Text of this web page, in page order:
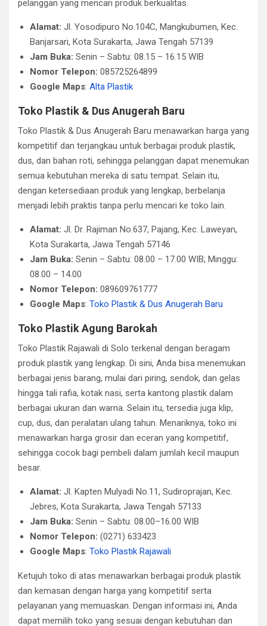
pelanggan yang mencari produk berkualitas.
Alamat: Jl. Yosodipuro No.104C, Mangkubumen, Kec.
Banjarsari, Kota Surakarta, Jawa Tengah 57139
Jam Buka: Senin – Sabtu: 08.15 – 16.15 WIB
Nomor Telepon: 085725264899
Google Maps: Alta Plastik
Toko Plastik & Dus Anugerah Baru
Toko Plastik & Dus Anugerah Baru menawarkan harga yang
kompetitif dan terjangkau untuk berbagai produk plastik,
dus, dan bahan roti, sehingga pelanggan dapat menemukan
semua kebutuhan mereka di satu tempat. Selain itu,
dengan ketersediaan produk yang lengkap, berbelanja
menjadi lebih praktis tanpa perlu mencari ke toko lain.
Alamat: Jl. Dr. Rajiman No.637, Pajang, Kec. Laweyan,
Kota Surakarta, Jawa Tengah 57146
Jam Buka: Senin – Sabtu: 08.00 – 17.00 WIB; Minggu:
08.00 – 14.00
Nomor Telepon: 089609761777
Google Maps: Toko Plastik & Dus Anugerah Baru
Toko Plastik Agung Barokah
Toko Plastik Rajawali di Solo terkenal dengan beragam
produk plastik yang lengkap. Di sini, Anda bisa menemukan
berbagai jenis barang, mulai dari piring, sendok, dan gelas
hingga tali rafia, kotak nasi, serta kantong plastik dalam
berbagai ukuran dan warna. Selain itu, tersedia juga klip,
cup, dus, dan peralatan ulang tahun. Menariknya, toko ini
menawarkan harga grosir dan eceran yang kompetitif,
sehingga cocok bagi pembeli dalam jumlah kecil maupun
besar.
Alamat: Jl. Kapten Mulyadi No.11, Sudiroprajan, Kec.
Jebres, Kota Surakarta, Jawa Tengah 57133
Jam Buka: Senin – Sabtu: 08.00–16.00 WIB
Nomor Telepon: (0271) 633423
Google Maps: Toko Plastik Rajawali
Ketujuh toko di atas menawarkan berbagai produk plastik
dan kemasan dengan harga yang kompetitif serta
pelayanan yang memuaskan. Dengan informasi ini, Anda
dapat memilih toko yang sesuai dengan kebutuhan dan